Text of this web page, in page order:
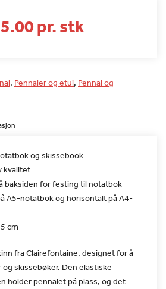
pr. stk
, Pennaler og etui, Pennal og
og skissebook
kvalitet
baksiden for festing til notatbok
A5-notatbok og horisontalt på A4-
cm
fra Clairefontaine, designet for å
skissebøker. Den elastiske
holder pennalet på plass, og det